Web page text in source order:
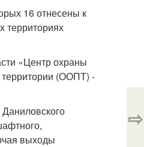
16 отнесены к
территориях
«Центр охраны
(ООПТ) -
выходы
⇨